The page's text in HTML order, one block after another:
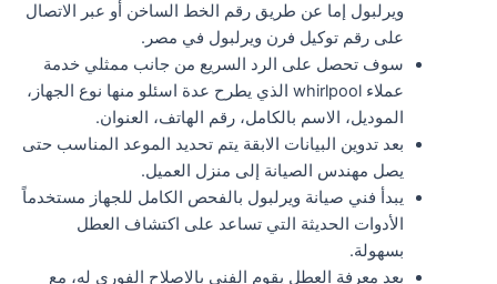
ويرلبول إما عن طريق رقم الخط الساخن أو عبر الاتصال
على رقم توكيل فرن ويرلبول في مصر.
سوف تحصل على الرد السريع من جانب ممثلي خدمة
عملاء whirlpool الذي يطرح عدة اسئلو منها نوع الجهاز،
الموديل، الاسم بالكامل، رقم الهاتف، العنوان.
بعد تدوين البيانات الابقة يتم تحديد الموعد المناسب حتى
يصل مهندس الصيانة إلى منزل العميل.
يبدأ فني صيانة ويرلبول بالفحص الكامل للجهاز مستخدماً
الأدوات الحديثة التي تساعد على اكتشاف العطل
بسهولة.
بعد معرفة العطل يقوم الفني بالاصلاح الفوري له، مع